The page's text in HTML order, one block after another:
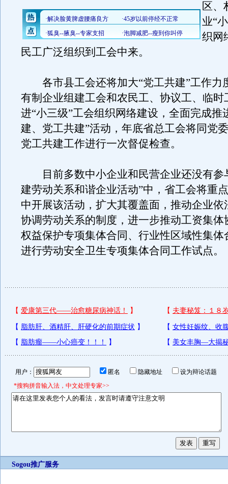
区、
业“
织网
民工广泛组织到工会中来。
各市县工会还将加大“党工共建”工作力
有制企业组建工会和农民工、协议工、临时
进“小三级”工会组织网络建设，全面完成推
建、党工共建”活动，年底省总工会将同党
党工共建工作进行一次督促检查。
目前多数中小企业和民营企业还没有参
建劳动关系和谐企业活动”中，省工会将重
中开展该活动，扩大其覆盖面，推动企业依
协调劳动关系的制度，进一步推动工资集体
权益保护专项集体合同、行业性区域性集体
进行劳动安全卫生专项集体合同工作试点。
用户： 匿名 隐藏地址
设为辩论话题
*搜狗拼音输入法，中文处理专家>>
Sogou推广服务